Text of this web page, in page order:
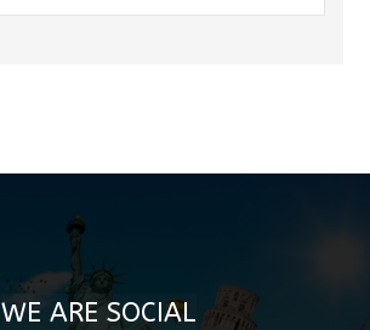
WE ARE SOCIAL